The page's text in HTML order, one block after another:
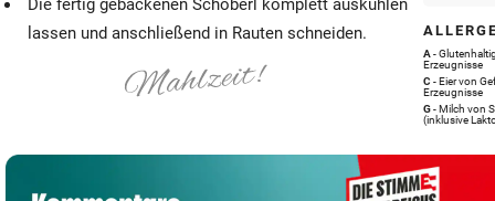
Die fertig gebackenen Schöberl komplett auskühlen
lassen und anschließend in Rauten schneiden.
A-
Erzeugnisse
C - Eier von
Erzeugnisse
G- Milch von
(inklusive